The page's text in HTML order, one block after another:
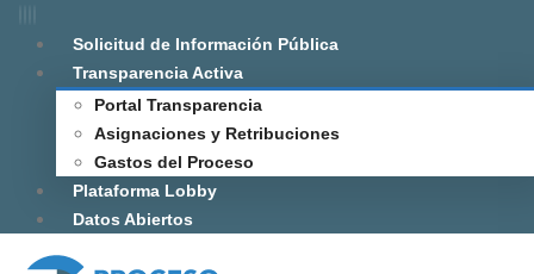
Solicitud de Información Pública
Transparencia Activa
Portal Transparencia
Asignaciones y Retribuciones
Gastos del Proceso
Plataforma Lobby
Datos Abiertos